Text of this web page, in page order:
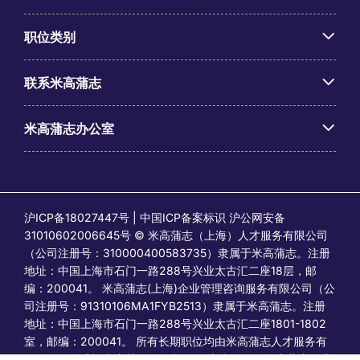
职位类别
联系米高蒲志
米高蒲志办公室
沪ICP备18027447号 | 中国ICP备案标识 沪公网安备
31010602006645号 © 米高蒲志（上海）人才服务有限公司
（公司注册号：310000400583735）隶属于米高蒲志。注册
地址：中国上海市石门一路288号兴业太古汇二座18层，邮
编：200041。 米高蒲志(上海)企业管理咨询服务有限公司（公
司注册号：91310106MA1FYB2513）隶属于米高蒲志。注册
地址：中国上海市石门一路288号兴业太古汇二座1801-1802
室，邮编：200041。 所有长期职位均由米高蒲志人才服务有